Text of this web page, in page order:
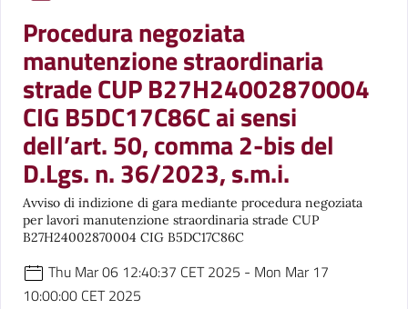
Procedura negoziata
manutenzione straordinaria
strade CUP B27H24002870004
CIG B5DC17C86C ai sensi
dell’art. 50, comma 2-bis del
D.Lgs. n. 36/2023, s.m.i.
Avviso di indizione di gara mediante procedura negoziata
per lavori manutenzione straordinaria strade CUP
B27H24002870004 CIG B5DC17C86C
Thu Mar 06 12:40:37 CET 2025 - Mon Mar 17
10:00:00 CET 2025